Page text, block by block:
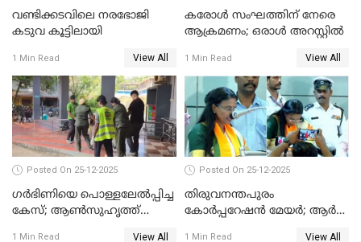
വണ്ടിക്കടവിലെ നരഭോജി
കടുവ കൂട്ടിലായി
1 Min Read View All
കരോള്‍ സംഘത്തിന് നേരെ
ആക്രമണം; ഒരാള്‍ അറസ്റ്റില്‍
1 Min Read View All
Posted On 25-12-2025
ഗര്‍ഭിണിയെ പൊള്ളലേല്‍പ്പിച്ച
കേസ്; ആണ്‍സുഹൃത്ത്
1 Min Read View All
Posted On 25-12-2025
തിരുവനന്തപുരം
കോര്‍പ്പറേഷന്‍ മേയർ; ആര്‍
1 Min Read View All